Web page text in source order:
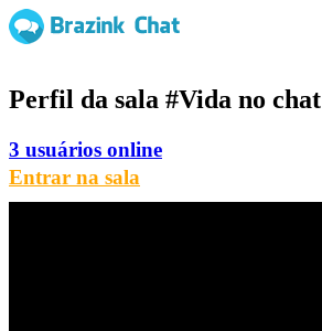
Perfil da sala #Vida no chat
3 usuários online
Entrar na sala